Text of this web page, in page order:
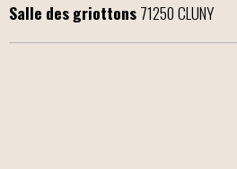
Salle des griottons71250 CLUNY